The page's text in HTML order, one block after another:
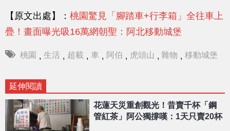
【原文出處】： 桃園驚見「腳踏車+行李箱」全往車上
疊！畫面曝光吸16萬網朝聖：阿北移動城堡
桃園 , 生活 , 超載 , 車 , 阿伯 , 虎頭山 , 雜物 , 移動城堡
延伸閱讀
花蓮天災重創觀光！昔賣千杯「鋼
管紅茶」阿公獨撐嘆：1天只賣20杯